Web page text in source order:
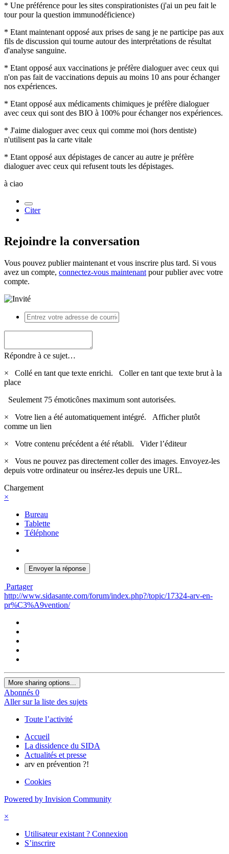
* Une préférence pour les sites conspirationistes (j'ai un peu fait le
tour pour la question immunodéficience)
* Etant maintenant opposé aux prises de sang je ne participe pas aux
fils de discussion qui tourne autour des interprétations de résultat
d'analyse sanguine.
* Etant opposé aux vaccinations je préfère dialoguer avec ceux qui
n'on pas fait de vaccinations depuis au moins 10 ans pour échanger
nos expériences.
* Etant opposé aux médicaments chimiques je préfère dialoguer
avec ceux qui sont des BIO à 100% pour échanger nos expériences.
* J'aime dialoguer avec ceux qui comme moi (hors dentiste)
n'utilisent pas la carte vitale
* Etant opposé aux dépistages de cancer au autre je préfère
dialoguer avec ceux qui refusent touts les dépistages.
à ciao
Citer
Rejoindre la conversation
Vous pouvez publier maintenant et vous inscrire plus tard. Si vous
avez un compte, connectez-vous maintenant pour publier avec votre
compte.
Répondre à ce sujet…
×
Collé en tant que texte enrichi. Coller en tant que texte brut à la
place
Seulement 75 émoticônes maximum sont autorisées.
×
Votre lien a été automatiquement intégré. Afficher plutôt
comme un lien
×
Votre contenu précédent a été rétabli. Vider l’éditeur
×
Vous ne pouvez pas directement coller des images. Envoyez-les
depuis votre ordinateur ou insérez-les depuis une URL.
Chargement
×
Bureau
Tablette
Téléphone
Envoyer la réponse
Partager
http://www.sidasante.com/forum/index.php?/topic/17324-arv-en-
pr%C3%A9vention/
More sharing options...
Abonnés 0
Aller sur la liste des sujets
Toute l’activité
Accueil
La dissidence du SIDA
Actualités et presse
arv en prévention ?!
Cookies
Powered by Invision Community
×
Utilisateur existant ? Connexion
S’inscrire